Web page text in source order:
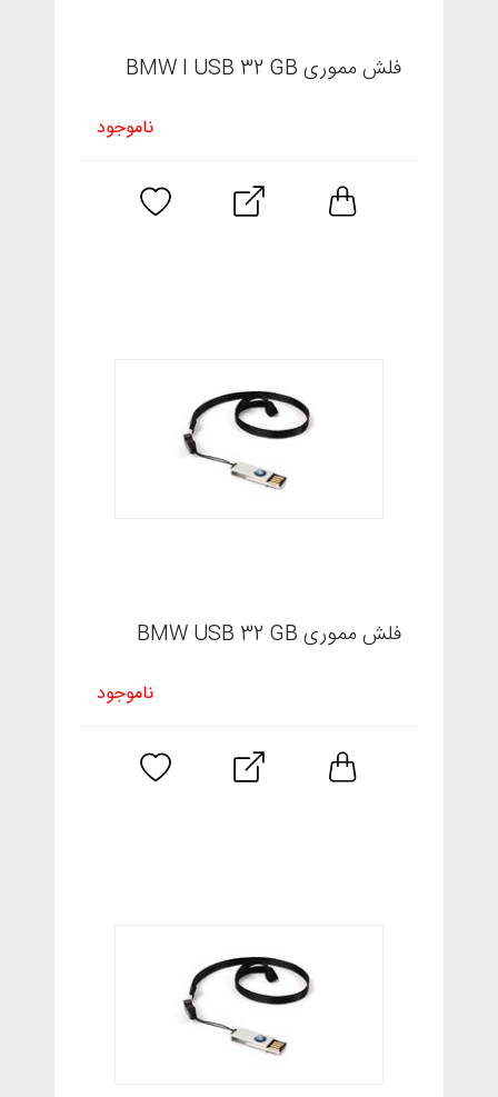
فلش مموری BMW I USB 32 GB
ناموجود
فلش مموری BMW USB 32 GB
ناموجود